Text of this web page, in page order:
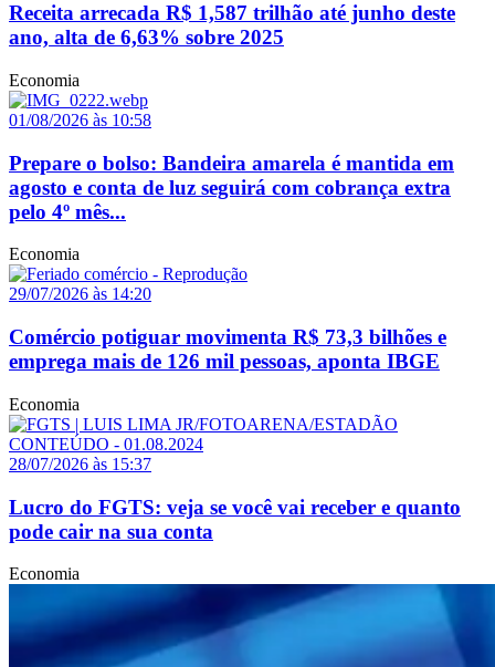
Receita arrecada R$ 1,587 trilhão até junho deste
ano, alta de 6,63% sobre 2025
Economia
01/08/2026 às 10:58
Prepare o bolso: Bandeira amarela é mantida em
agosto e conta de luz seguirá com cobrança extra
pelo 4º mês...
Economia
29/07/2026 às 14:20
Comércio potiguar movimenta R$ 73,3 bilhões e
emprega mais de 126 mil pessoas, aponta IBGE
Economia
28/07/2026 às 15:37
Lucro do FGTS: veja se você vai receber e quanto
pode cair na sua conta
Economia